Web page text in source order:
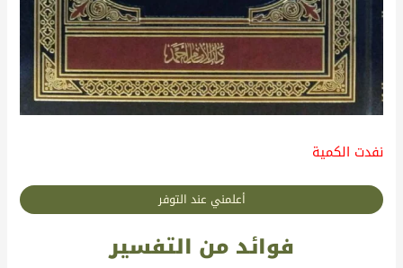
فوائد من التفسير
نفدت الكمية
أعلمني عند التوفر